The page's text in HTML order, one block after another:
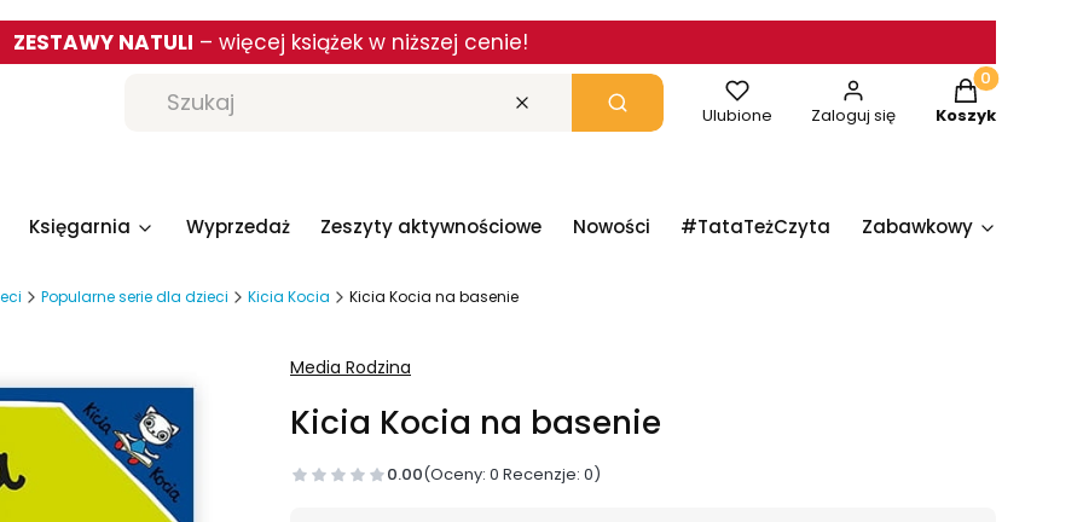
ZESTAWY NATULI – więcej książek w niższej cenie!
Wyczyść Szukaj Ulubione Zaloguj się
Produkty w
Koszyk
Księgarnia Wyprzedaż Zeszyty aktywnościowe Nowości #TataTeżCzyta Zabawkowy
Popularne serie dla dzieci Kicia Kocia Kicia Kocia na basenie
Media Rodzina
Kicia Kocia na basenie
0.00(Oceny: 0 Recenzje: 0)